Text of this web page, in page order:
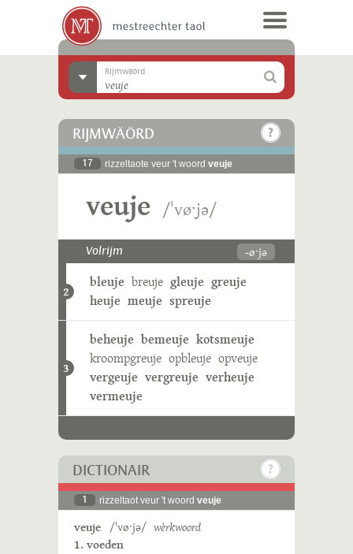
Rijmwäörd
RIJMWÄÖRD
17 rizzeltaote veur 't woord veuje
veuje /ˈvøˑjə/
Volrijm -øˑjə
2
bleuje breuje gleuje greuje
heuje meuje spreuje
3
beheuje bemeuje kotsmeuje
kroompgreuje opbleuje opveuje
vergeuje vergreuje verheuje
vermeuje
DICTIONAIR
1 rizzeltaot veur 't woord veuje
veuje /ˈvøˑjə/ wèrkwoord
1. voeden